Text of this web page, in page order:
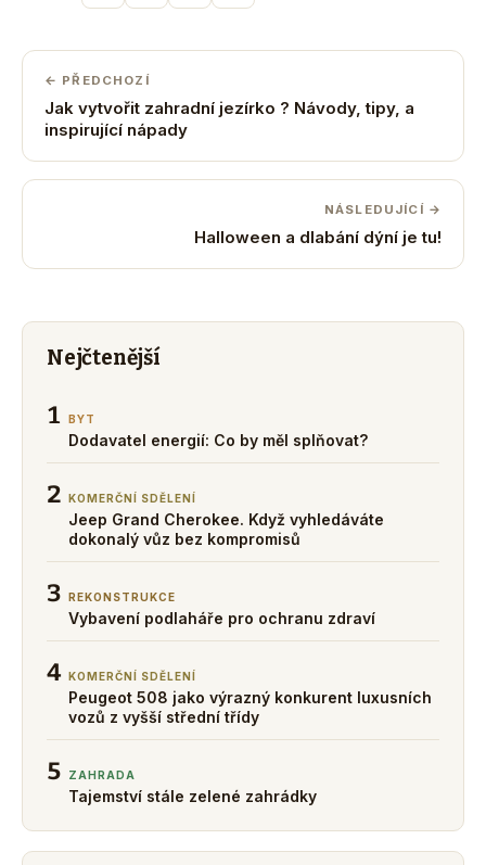
← PŘEDCHOZÍ
Jak vytvořit zahradní jezírko ? Návody, tipy, a
inspirující nápady
NÁSLEDUJÍCÍ →
Halloween a dlabání dýní je tu!
Nejčtenější
1 BYT
Dodavatel energií: Co by měl splňovat?
2 KOMERČNÍ SDĚLENÍ
Jeep Grand Cherokee. Když vyhledáváte
dokonalý vůz bez kompromisů
3 REKONSTRUKCE
Vybavení podlaháře pro ochranu zdraví
4 KOMERČNÍ SDĚLENÍ
Peugeot 508 jako výrazný konkurent luxusních
vozů z vyšší střední třídy
5 ZAHRADA
Tajemství stále zelené zahrádky